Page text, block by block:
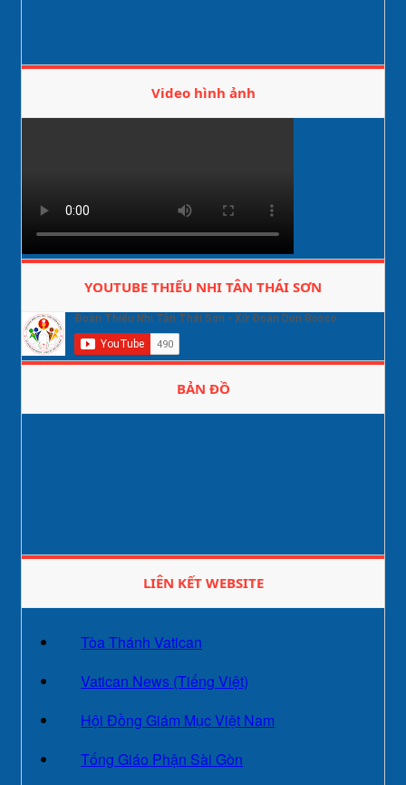
Video hình ảnh
YOUTUBE THIẾU NHI TÂN THÁI SƠN
BẢN ĐỒ
LIÊN KẾT WEBSITE
Tòa Thánh Vatican
Vatican News (Tiếng Việt)
Hội Đồng Giám Mục Việt Nam
Tống Giáo Phận Sài Gòn